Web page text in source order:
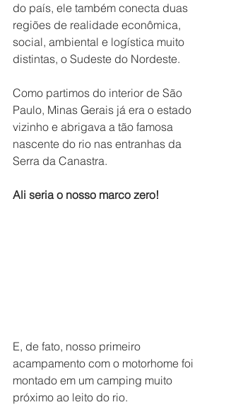
do país, ele também conecta duas
regiões de realidade econômica,
social, ambiental e logística muito
distintas, o Sudeste do Nordeste.
Como partimos do interior de São
Paulo, Minas Gerais já era o estado
vizinho e abrigava a tão famosa
nascente do rio nas entranhas da
Serra da Canastra.
Ali seria o nosso marco zero!
E, de fato, nosso primeiro
acampamento com o motorhome foi
montado em um camping muito
próximo ao leito do rio.